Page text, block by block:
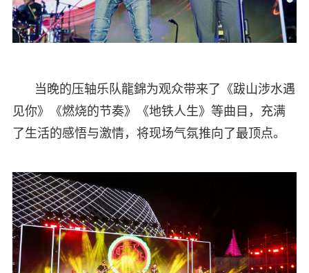
当晚的压轴乐队龍錦为观众带来了《跋山涉水遇
见你》《燃烧的节奏》《地铁人生》等曲目，充满
了生活的感悟与激情，将现场气氛推向了最顶点。